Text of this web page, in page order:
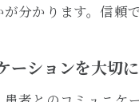
分かります。信頼
ーションを大切